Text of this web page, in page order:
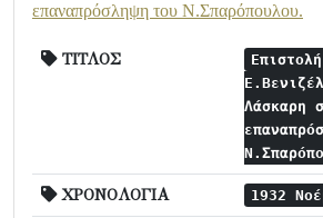
επαναπρόσληψη του Ν.Σπαρόπουλου.
ΤΙΤΛΟΣ
Λάσκαρη
ΧΡΟΝΟΛΟΓΙΑ 1932